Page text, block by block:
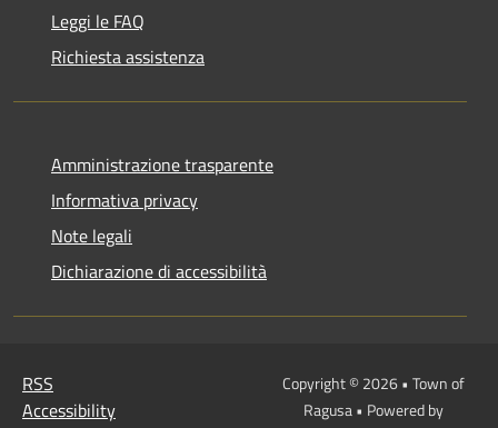
Leggi le FAQ
Richiesta assistenza
Amministrazione trasparente
Informativa privacy
Note legali
Dichiarazione di accessibilità
RSS
Accessibility
Copyright © 2026 • Town of
Ragusa • Powered by